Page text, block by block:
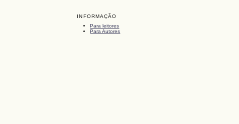
INFORMAÇÃO
Para leitores
Para Autores